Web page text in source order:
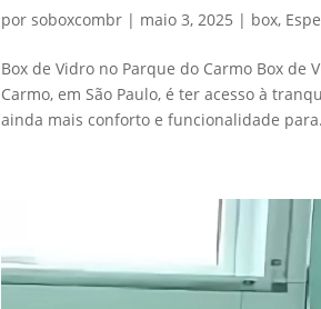
porsoboxcombr | maio 3, 2025 | box,
Box de Vidro no Parque do Carmo Box
Carmo, em São Paulo, é ter acesso à
ainda mais conforto e funcionalidade